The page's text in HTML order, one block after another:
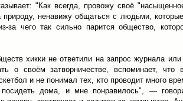
"Как всегда, провожу своё
ненавижу общаться с людьми,
чего так сильно парится общество,
хикки не ответили на запрос журнала или
о своём затворничестве, вспоминает,
и не понимал тех, кто проводит много
дома, и мне понравилось", —